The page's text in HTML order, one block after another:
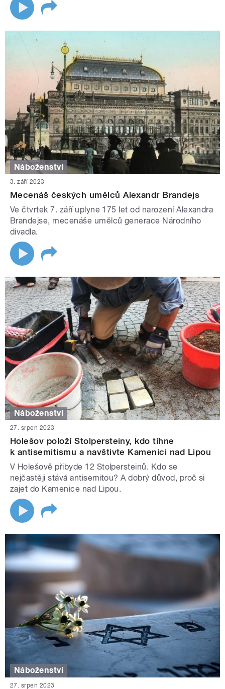
Náboženství
3. září 2023
Mecenáš českých umělců Alexandr Brandejs
Ve čtvrtek 7. září uplyne 175 let od narození Alexandra
Brandejse, mecenáše umělců generace Národního
divadla.
Náboženství
27. srpen 2023
Holešov položí Stolpersteiny, kdo tíhne
k antisemitismu a navštivte Kamenici nad Lipou
V Holešově přibyde 12 Stolpersteinů. Kdo se
nejčastěji stává antisemitou? A dobrý důvod, proč si
zajet do Kamenice nad Lipou.
Náboženství
27. srpen 2023